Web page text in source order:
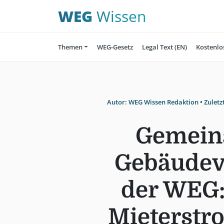
WEG Wissen
Themen WEG-Gesetz Legal Text (EN)
Autor: WEG Wissen Redaktion•
der